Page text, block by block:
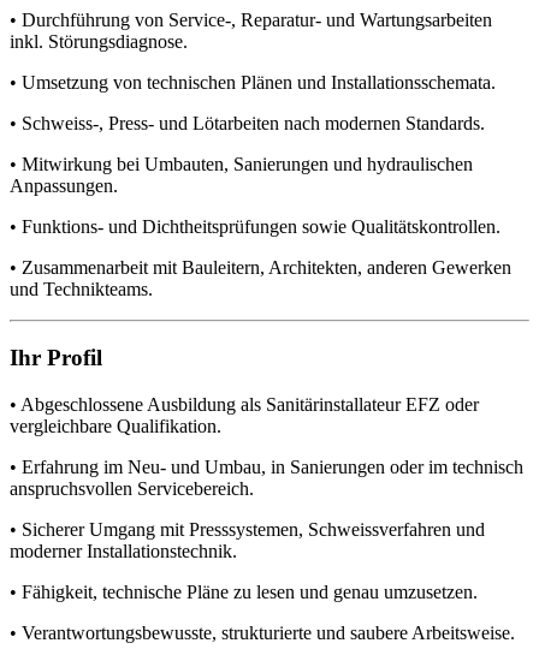
• Durchführung von Service-, Reparatur- und Wartungsarbeiten
inkl. Störungsdiagnose.
• Umsetzung von technischen Plänen und Installationsschemata.
• Schweiss-, Press- und Lötarbeiten nach modernen Standards.
• Mitwirkung bei Umbauten, Sanierungen und hydraulischen
Anpassungen.
• Funktions- und Dichtheitsprüfungen sowie Qualitätskontrollen.
• Zusammenarbeit mit Bauleitern, Architekten, anderen Gewerken
und Technikteams.
Ihr Profil
• Abgeschlossene Ausbildung als Sanitärinstallateur EFZ oder
vergleichbare Qualifikation.
• Erfahrung im Neu- und Umbau, in Sanierungen oder im technisch
anspruchsvollen Servicebereich.
• Sicherer Umgang mit Presssystemen, Schweissverfahren und
moderner Installationstechnik.
• Fähigkeit, technische Pläne zu lesen und genau umzusetzen.
• Verantwortungsbewusste, strukturierte und saubere Arbeitsweise.